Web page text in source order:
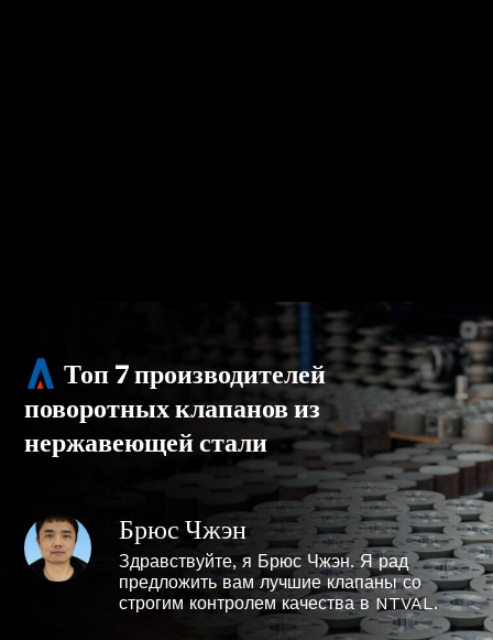
Топ 7 производителей
поворотных клапанов из
нержавеющей стали
Брюс Чжэн
Здравствуйте, я Брюс Чжэн. Я рад
предложить вам лучшие клапаны со
строгим контролем качества в NTVAL.